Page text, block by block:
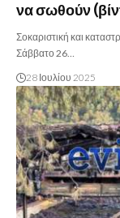
να σωθούν
Σοκαριστική και
Σάββατο 26…
28 Ιουλίου 2025